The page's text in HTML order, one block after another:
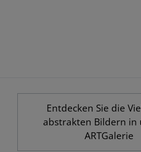
Entdecken Sie die
abstrakten Bildern in
ARTGalerie